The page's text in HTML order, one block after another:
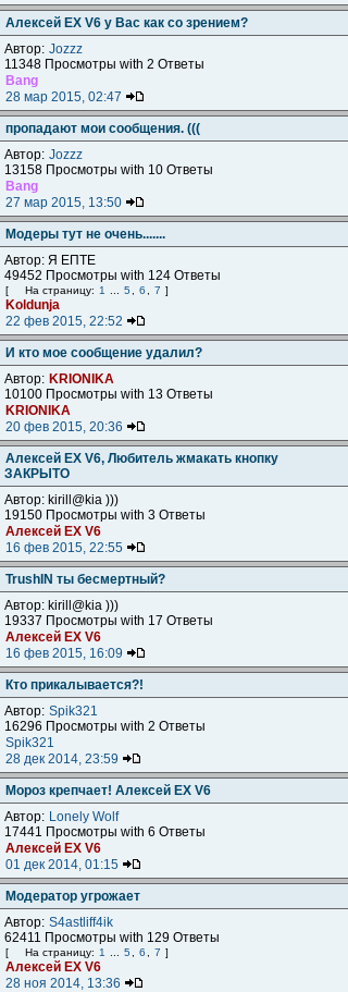
Алексей ЕХ V6 у Вас как со зрением?
Автор: Jozzz
11348 Просмотры with 2 Ответы
Bang
28 мар 2015, 02:47
пропадают мои сообщения. (((
Автор: Jozzz
13158 Просмотры with 10 Ответы
Bang
27 мар 2015, 13:50
Модеры тут не очень.......
Автор: Я ЕПТЕ
49452 Просмотры with 124 Ответы
[ На страницу: 1 5 6 7 ]
Koldunja
22 фев 2015, 22:52
И кто мое сообщение удалил?
Автор: KRIONIKA
10100 Просмотры with 13 Ответы
KRIONIKA
20 фев 2015, 20:36
Алексей ЕХ V6, Любитель жмакать кнопку
ЗАКРЫТО
Автор: kirill@kia )))
19150 Просмотры with 3 Ответы
Алексей ЕХ V6
16 фев 2015, 22:55
TrushIN ты бесмертный?
Автор: kirill@kia )))
19337 Просмотры with 17 Ответы
Алексей ЕХ V6
16 фев 2015, 16:09
Кто прикалывается?!
Автор: Spik321
16296 Просмотры with 2 Ответы
Spik321
28 дек 2014, 23:59
Мороз крепчает! Алексей ЕХ V6
Автор: Lonely Wolf
17441 Просмотры with 6 Ответы
Алексей ЕХ V6
01 дек 2014, 01:15
Модератор угрожает
Автор: S4astliff4ik
62411 Просмотры with 129 Ответы
[ На страницу: 1 5 6 7 ]
Алексей ЕХ V6
28 ноя 2014, 13:36